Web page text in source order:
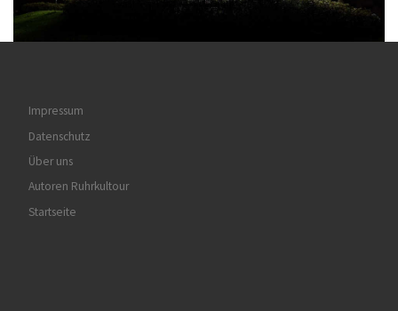
Impressum
Datenschutz
Über uns
Autoren Ruhrkultour
Startseite